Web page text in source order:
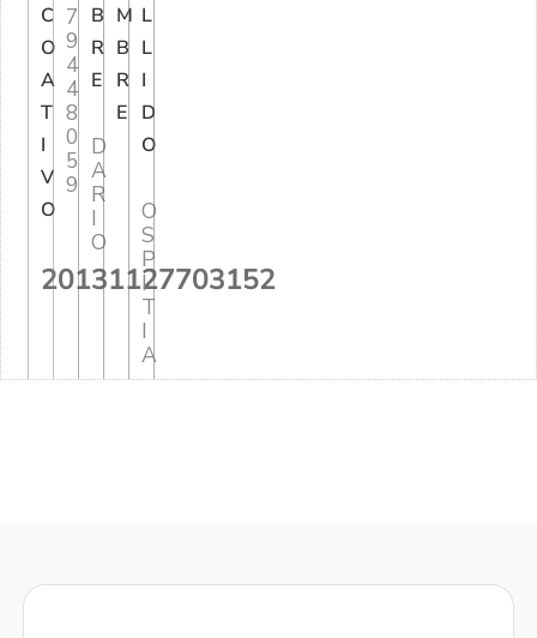
C
O
A
T
I
V
O
20131127703152
7
9
4
4
8
0
5
9
B
R
E
D
A
R
I
O
M
B
R
E
L
L
I
D
O
O
S
P
I
T
I
A